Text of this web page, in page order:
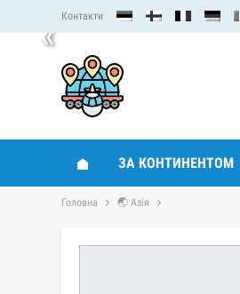
« Контакти
ЗА КОНТИНЕНТОМ
Головна 🌏 Азія